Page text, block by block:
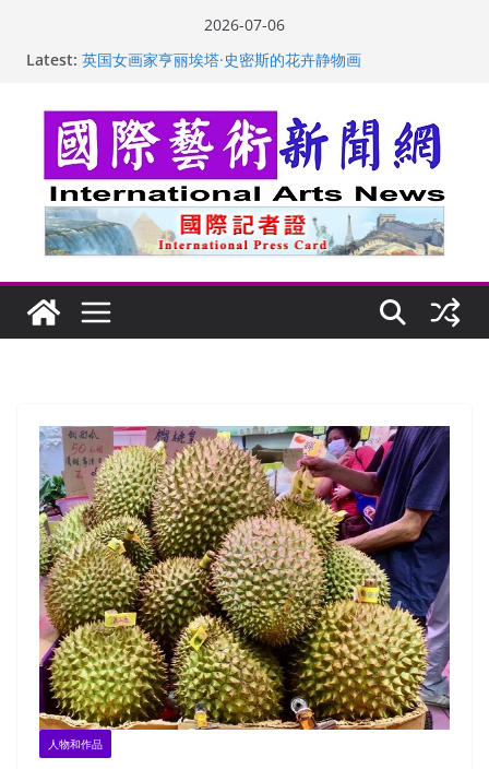
2026-07-06
Latest: “梵心”归处：一场展览 连着攀枝花的千里乡愁
美国人
玛丽安娜·卡拉切娃的绘画：幽默和难以言喻的快乐
苏方 ：“字”得其乐
人物和作品